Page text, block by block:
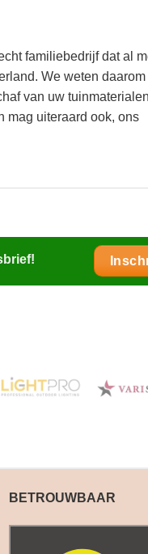
familiebedrijf dat al
We weten
van uw
mag uiteraard ook, ons
BETROUWBAAR